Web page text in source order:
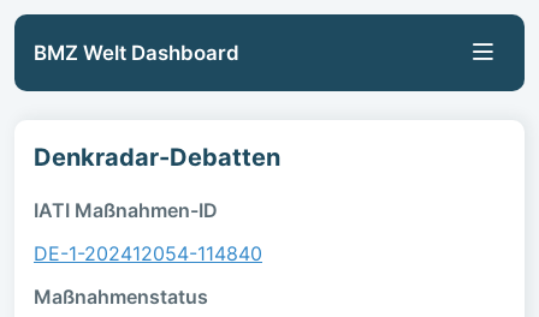
BMZ Welt Dashboard
Denkradar-Debatten
IATI Maßnahmen-ID
DE-1-202412054-114840
Maßnahmenstatus